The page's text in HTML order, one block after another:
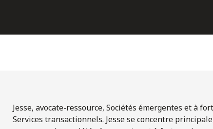
Jesse, avocate-ressource, Sociétés émergentes et à
Services transactionnels. Jesse se concentre